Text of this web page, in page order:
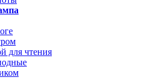
для чтения